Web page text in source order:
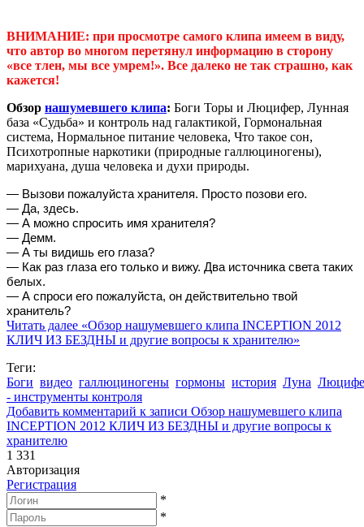
ВНИМАНИЕ: при просмотре самого клипа имеем в виду,
что автор во многом перетянул информацию в сторону
«все тлен, мы все умрем!». Все далеко не так страшно, как
кажется!
Обзор нашумевшего клипа: Боги Торы и Люцифер, Лунная
база «Судьба» и контроль над галактикой, Гормональная
система, Нормальное питание человека, Что такое сон,
Психотропные наркотики (природные галлюциногены),
марихуана, душа человека и духи природы.
— Вызови пожалуйста хранителя. Просто позови его.
— Да, здесь.
— А можно спросить имя хранителя?
— Демм.
— А ты видишь его глаза?
— Как раз глаза его только и вижу. Два источника света таких
белых.
— А спроси его пожалуйста, он действительно твой
хранитель?
Читать далее «Обзор нашумевшего клипа INCEPTION 2012
КЛИЧ ИЗ БЕЗДНЫ и другие вопросы к хранителю»
Теги:
Боги видео галлюциногены гормоны история Луна
- инструменты контроля
Добавить комментарий к записи Обзор нашумевшего клипа
INCEPTION 2012 КЛИЧ ИЗ БЕЗДНЫ и другие вопросы к
хранителю
1 331
Авторизация
Регистрация
*
*